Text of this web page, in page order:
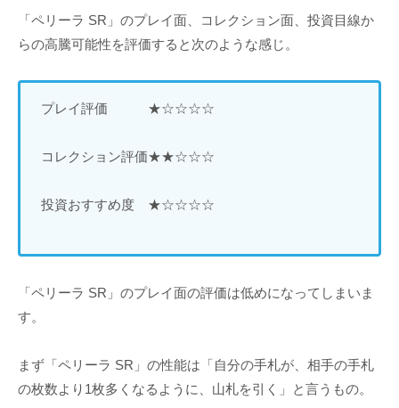
「ペリーラ SR」のプレイ面、コレクション面、投資目線か
らの高騰可能性を評価すると次のような感じ。
プレイ評価 ★☆☆☆☆
コレクション評価★★☆☆☆
投資おすすめ度 ★☆☆☆☆
「ペリーラ SR」のプレイ面の評価は低めになってしまいま
す。
まず「ペリーラ SR」の性能は「自分の手札が、相手の手札
の枚数より1枚多くなるように、山札を引く」と言うもの。